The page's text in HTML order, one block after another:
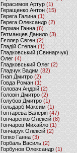
Герасимов Артур (1)
Геращенко Антон(15)
Герега Галина (1)
Герега Олександр (2)
Герман Ганна (6)
Гетманцев Данило (3)
Гєллєр Євген (2)
Гладій Степан(1)
Гладковський (Свинарчук)
Олег (4)
Гладковський Олег (2)
Гладчук Вадим (82)
Гнап Дмитро (2)
Говда Роман(1)
Головач Андрій (2)
Головін Дмитро (2)
Голубов Дмитро (1)
Гольдарб Максим(1)
Гонтарева Валерія (47)
Гончаренко Олексій(8)
Гончаров Михайло (1)
Гончарук Олексій (2)
Гопко Ганна (3)
Горбаль Василь (2)
Горбунов Олександр (1)